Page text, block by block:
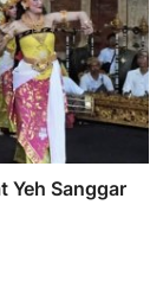
Yeh Sanggar